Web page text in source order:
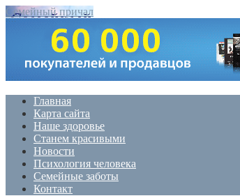
Семейный причал
Главная
Карта сайта
Наше здоровье
Станем красивыми
Новости
Психология человека
Семейные заботы
Контакт